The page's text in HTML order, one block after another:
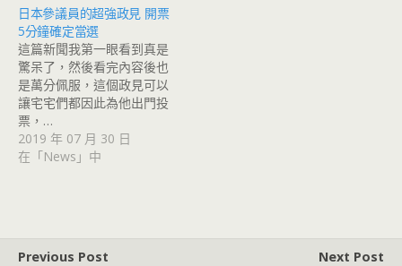
日本參議員的超強政見 開票
5分鐘確定當選
這篇新聞我第一眼看到真是
驚呆了，然後看完內容後也
是萬分佩服，這個政見可以
讓宅宅們都因此為他出門投
票，…
2019 年 07 月 30 日
在「News」中
Previous Post
Next Post